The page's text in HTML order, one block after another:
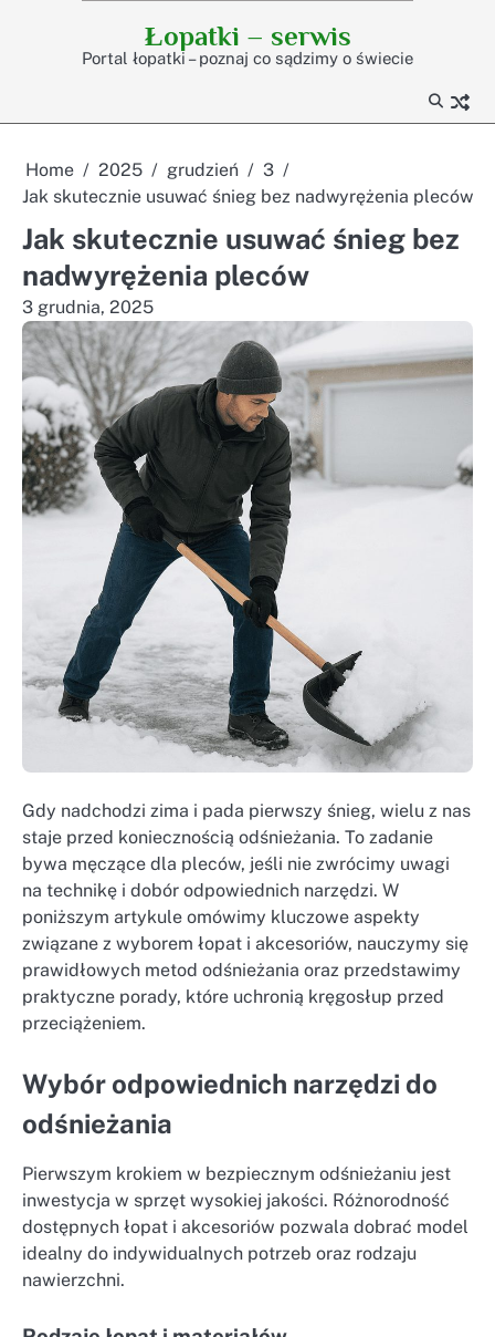
Łopatki – serwis
Portal łopatki – poznaj co sądzimy o świecie
Home 2025 grudzień
3
Jak skutecznie usuwać śnieg bez nadwyrężenia pleców
Jak skutecznie usuwać śnieg bez
nadwyrężenia pleców
3 grudnia, 2025
Gdy nadchodzi zima i pada pierwszy śnieg, wielu z nas
staje przed koniecznością odśnieżania. To zadanie
bywa męczące dla pleców, jeśli nie zwrócimy uwagi
na technikę i dobór odpowiednich narzędzi. W
poniższym artykule omówimy kluczowe aspekty
związane z wyborem łopat i akcesoriów, nauczymy się
prawidłowych metod odśnieżania oraz przedstawimy
praktyczne porady, które uchronią kręgosłup przed
przeciążeniem.
Wybór odpowiednich narzędzi do
odśnieżania
Pierwszym krokiem w bezpiecznym odśnieżaniu jest
inwestycja w sprzęt wysokiej jakości. Różnorodność
dostępnych łopat i akcesoriów pozwala dobrać model
idealny do indywidualnych potrzeb oraz rodzaju
nawierzchni.